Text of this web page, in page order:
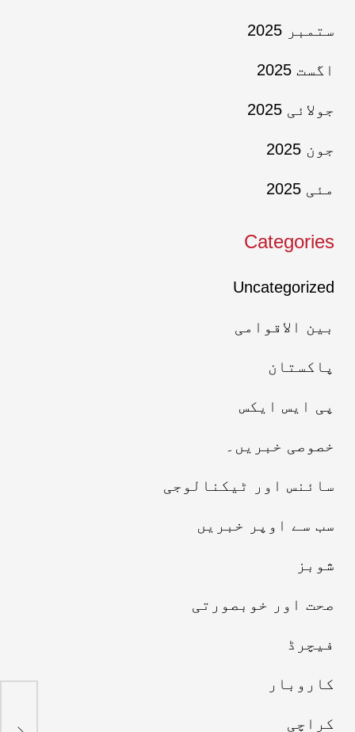
ستمبر 2025
اگست 2025
جولائی 2025
جون 2025
مئی 2025
Categories
Uncategorized
بین الاقوامی
پاکستان
پی ایس ایکس
خصوصی خبریں۔
سائنس اور ٹیکنالوجی
سب سے اوپر خبریں
شوبز
صحت اور خوبصورتی
فیچرڈ
کاروبار
کراچی